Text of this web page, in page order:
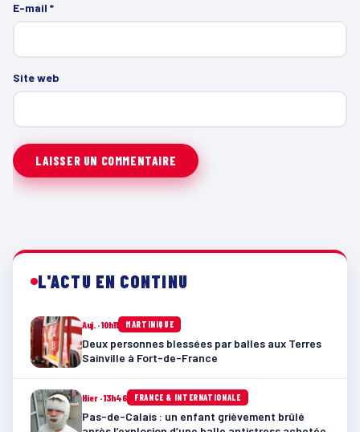
E-mail *
Site web
L'ACTU EN CONTINU
Auj. · 10h11 MARTINIQUE
Deux personnes blessées par balles aux Terres
Sainville à Fort-de-France
Hier · 13h46 FRANCE & INTERNATIONALE
Pas-de-Calais : un enfant grièvement brûlé